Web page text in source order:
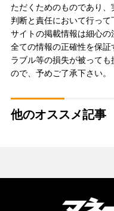
ただくためのものであり
判断と責任において行っ
サイトの掲載情報は細心
全ての情報の正確性を保
ラブル等の損失が被って
ので、予めご了承下さい。
他のオススメ記事